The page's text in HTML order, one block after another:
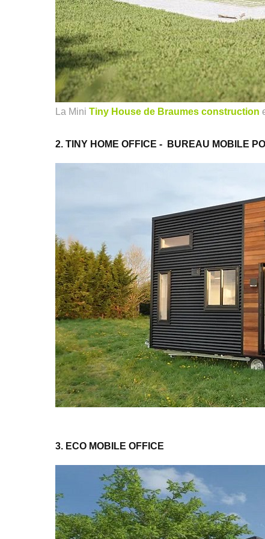
La Mini Tiny House de Braumes construction
2. TINY HOME OFFICE - BUREAU MOBILE
3. ECO MOBILE OFFICE